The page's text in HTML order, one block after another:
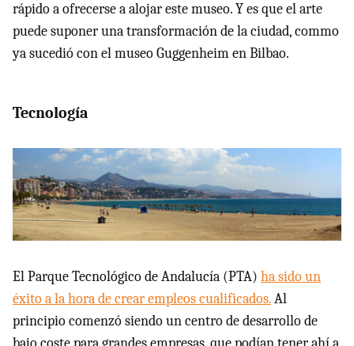
rápido a ofrecerse a alojar este museo. Y es que el arte
puede suponer una transformación de la ciudad, commo
ya sucedió con el museo Guggenheim en Bilbao.
Tecnología
El Parque Tecnológico de Andalucía (PTA) ha sido un
éxito a la hora de crear empleos cualificados.Al
principio comenzó siendo un centro de desarrollo de